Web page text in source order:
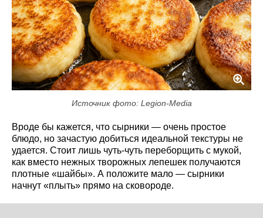
Источник фото: Legion-Media
Вроде бы кажется, что сырники — очень простое
блюдо, но зачастую добиться идеальной текстуры не
удается. Стоит лишь чуть-чуть переборщить с мукой,
как вместо нежных творожных лепешек получаются
плотные «шайбы». А положите мало — сырники
начнут «плыть» прямо на сковороде.